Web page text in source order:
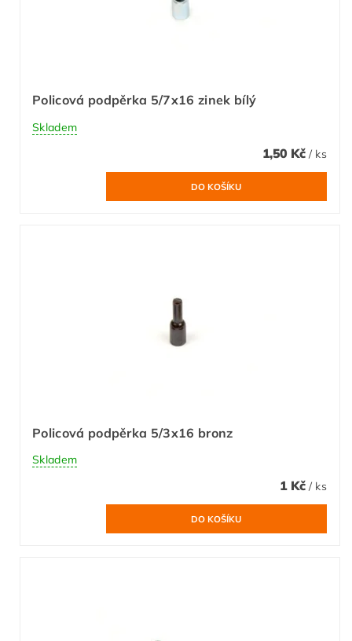
Policová podpěrka 5/7x16 zinek bílý
Skladem
1,50 Kč / ks
Policová podpěrka 5/3x16 bronz
Skladem
1 Kč / ks